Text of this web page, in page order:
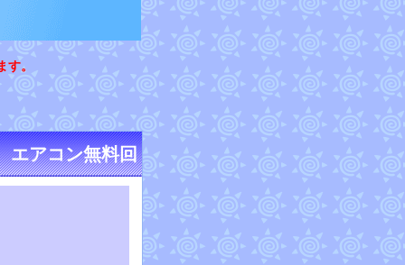
す。
アコン無料回